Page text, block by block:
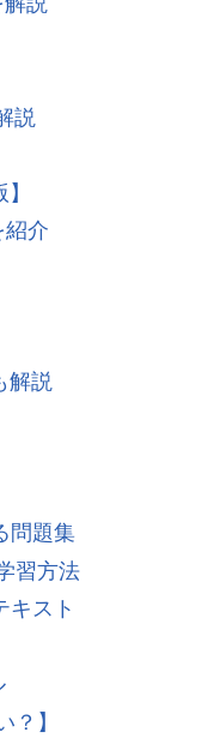
説
紹介
解説
問題集
習方法
キスト
】